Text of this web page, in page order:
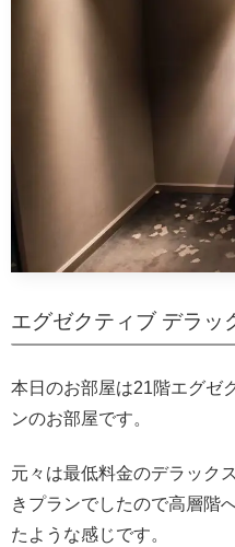
エグゼクティブ デラッ
本日のお部屋は21階エグゼ
ンのお部屋です。
元々は最低料金のデラック
きプランでしたので高層階
たような感じです。